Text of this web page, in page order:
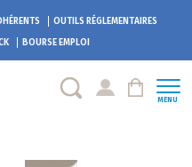
OUTILS RÉGLEMENTAIRES
BOURSE EMPLOI
MENU